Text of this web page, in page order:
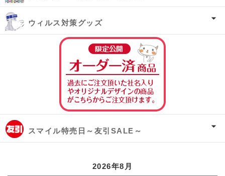
ウィルス対策グッズ
スマイル特売日～友引SALE～
2026年8月